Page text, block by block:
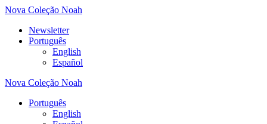
Nova Coleção Noah
Newsletter
Português
English
Español
Nova Coleção Noah
Português
English